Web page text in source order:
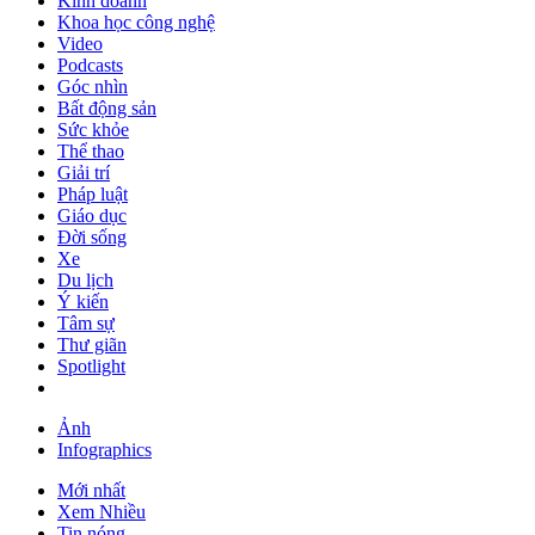
Khoa học công nghệ
Video
Podcasts
Góc nhìn
Bất động sản
Sức khỏe
Thể thao
Giải trí
Pháp luật
Giáo dục
Đời sống
Xe
Du lịch
Ý kiến
Tâm sự
Thư giãn
Spotlight
Ảnh
Infographics
Mới nhất
Xem Nhiều